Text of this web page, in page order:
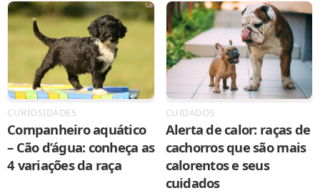
CURIOSIDADES
Companheiro aquático
– Cão d’água: conheça as
4 variações da raça
CUIDADOS
Alerta de calor: raças de
cachorros que são mais
calorentos e seus
cuidados